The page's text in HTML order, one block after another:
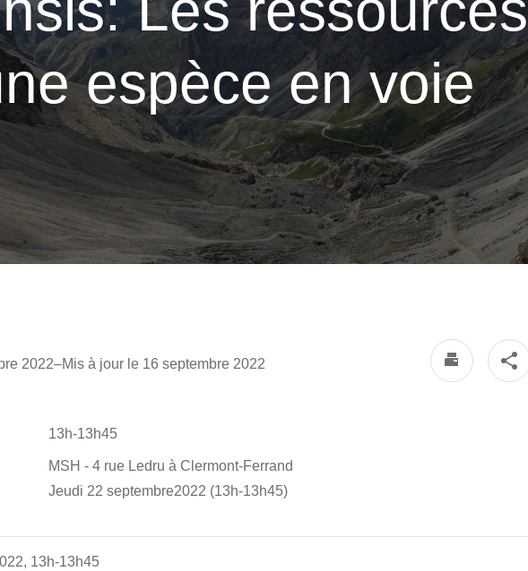
espèce en voie
2022–Mis à jour le 16 septembre 2022
13h-13h45
MSH - 4 rue Ledru à Clermont-Ferrand
Jeudi 22 septembre2022 (13h-13h45)
13h-13h45